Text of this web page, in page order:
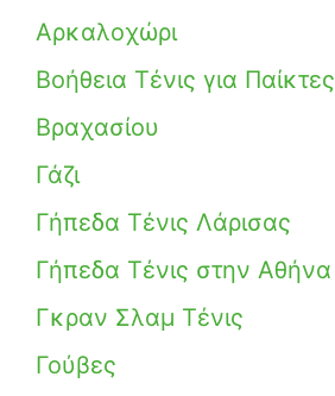
Αρκαλοχώρι
Βοήθεια Τένις για Παίκτες
Βραχασίου
Γάζι
Γήπεδα Τένις Λάρισας
Γήπεδα Τένις στην Αθήνα
Γκραν Σλαμ Τένις
Γούβες